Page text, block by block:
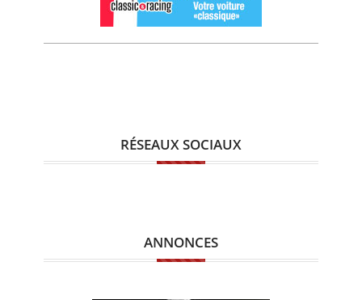
RÉSEAUX SOCIAUX
ANNONCES